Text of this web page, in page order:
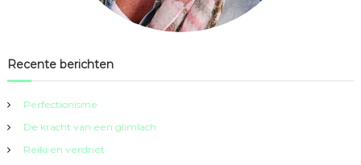
Recente berichten
Perfectionisme
De kracht van een glimlach
Reiki en verdriet